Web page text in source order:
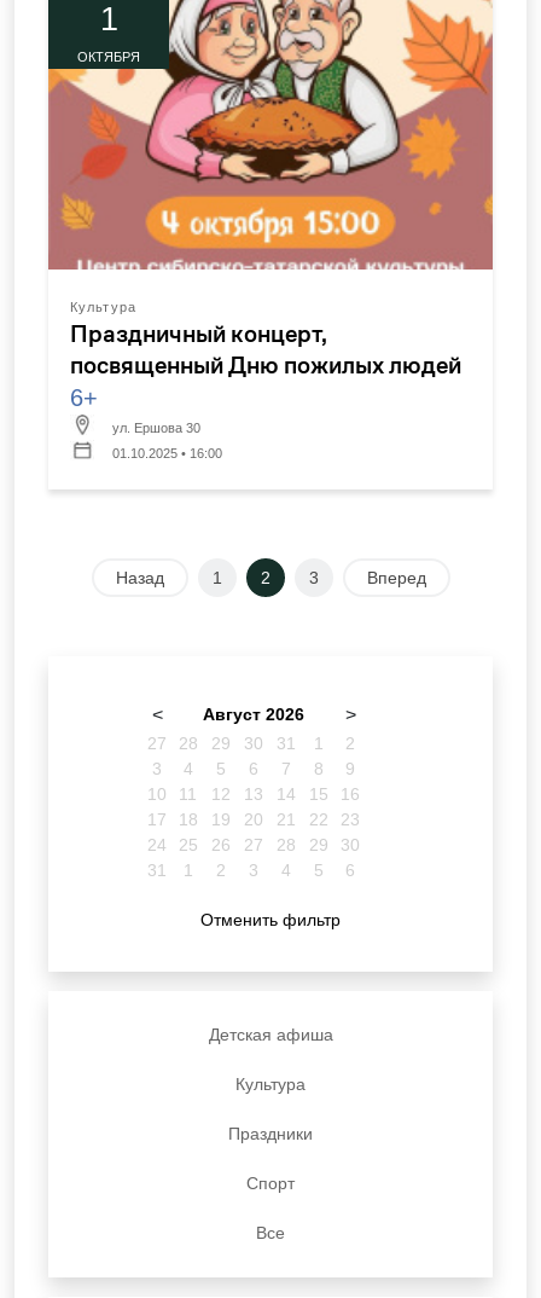
1
ОКТЯБРЯ
Культура
Праздничный концерт,
посвященный Дню пожилых людей
6+
ул. Ершова 30
01.10.2025 • 16:00
Назад 1 2 3 Вперед
< Август 2026 >
27 28 29 30 31 1
2
3
4 5 6 7 8
9
10
11 12 13 14 15
16
17
18 19 20 21 22
23
24
25 26 27 28 29
30
31
1 2 3 4 5 6
Отменить фильтр
Детская афиша
Культура
Праздники
Спорт
Все